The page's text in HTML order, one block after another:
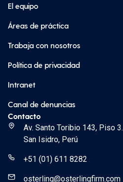
El equipo
Áreas de práctica
Trabaja con nosotros
Política de privacidad
Intranet
Canal de denuncias
Contacto
Av. Santo Toribio 143, Piso 3.
San Isidro, Perú
+51 (01) 611 8282
osterling@osterlingfirm.com